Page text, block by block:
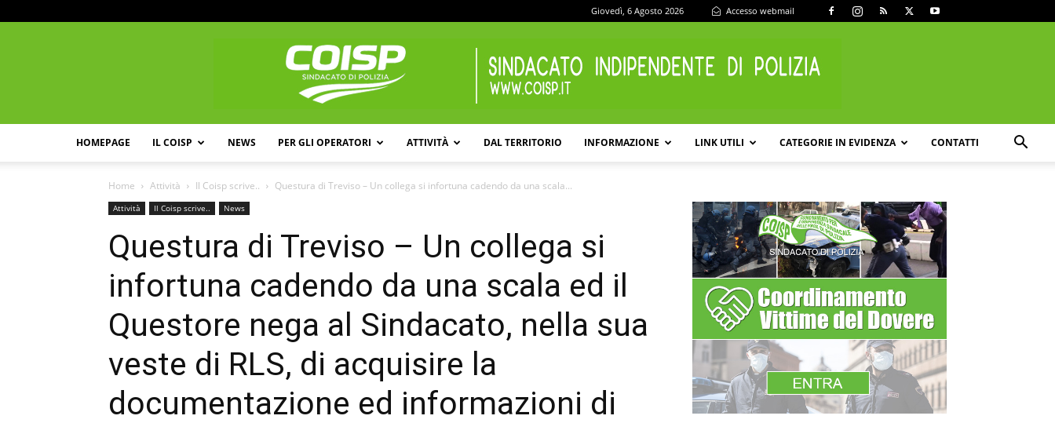
Giovedì, 6 Agosto 2026 Accesso webmail
HOMEPAGE IL COISP NEWS PER GLI OPERATORI ATTIVITÀ DAL TERRITORIO INFORMAZIONE LINK UTILI CATEGORIE IN EVIDENZA CONTATTI
Home Attività Il Coisp scrive.. Questura di Treviso – Un collega si infortuna cadendo da una scala...
Attività Il Coisp scrive.. News
Questura di Treviso – Un collega si
infortuna cadendo da una scala ed il
Questore nega al Sindacato, nella sua
veste di RLS, di acquisire la
documentazione ed informazioni di